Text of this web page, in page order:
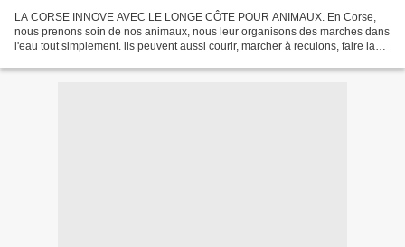
LA CORSE INNOVE AVEC LE LONGE CÔTE POUR ANIMAUX. En Corse,
nous prenons soin de nos animaux, nous leur organisons des marches dans
l'eau tout simplement. ils peuvent aussi courir, marcher à reculons, faire la